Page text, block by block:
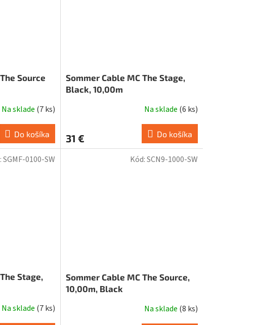
Source
Na sklade (7 ks)
Do košíka
Sommer Cable MC The Stage,
Black, 10,00m
Na sklade (6 ks)
31 € Do košíka
Stage,
Na sklade (7 ks)
SGMF-0100-SW
Sommer Cable MC The Source,
10,00m, Black
Na sklade (8 ks)
Kód:SCN9-1000-SW